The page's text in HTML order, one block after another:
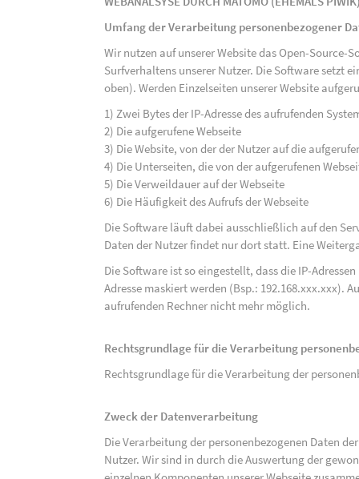
Umfang der Verarbeitung personenbezogener
Wir nutzen auf unserer Website das Open-Source-
Surfverhaltens unserer Nutzer. Die Software setzt
oben). Werden Einzelseiten unserer Website
1) Zwei Bytes der IP-Adresse des aufrufenden
2) Die aufgerufene Webseite
3) Die Website, von der der Nutzer auf die
4) Die Unterseiten, die von der aufgerufenen
5) Die Verweildauer auf der Webseite
6) Die Häufigkeit des Aufrufs der Webseite
Die Software läuft dabei ausschließlich auf den
Daten der Nutzer findet nur dort statt. Eine
Die Software ist so eingestellt, dass die IP-
Adresse maskiert werden (Bsp.: 192.168.xxx.xxx).
aufrufenden Rechner nicht mehr möglich.
Rechtsgrundlage für die Verarbeitung
Rechtsgrundlage für die Verarbeitung der
Zweck der Datenverarbeitung
Die Verarbeitung der personenbezogenen Daten
Nutzer. Wir sind in durch die Auswertung der